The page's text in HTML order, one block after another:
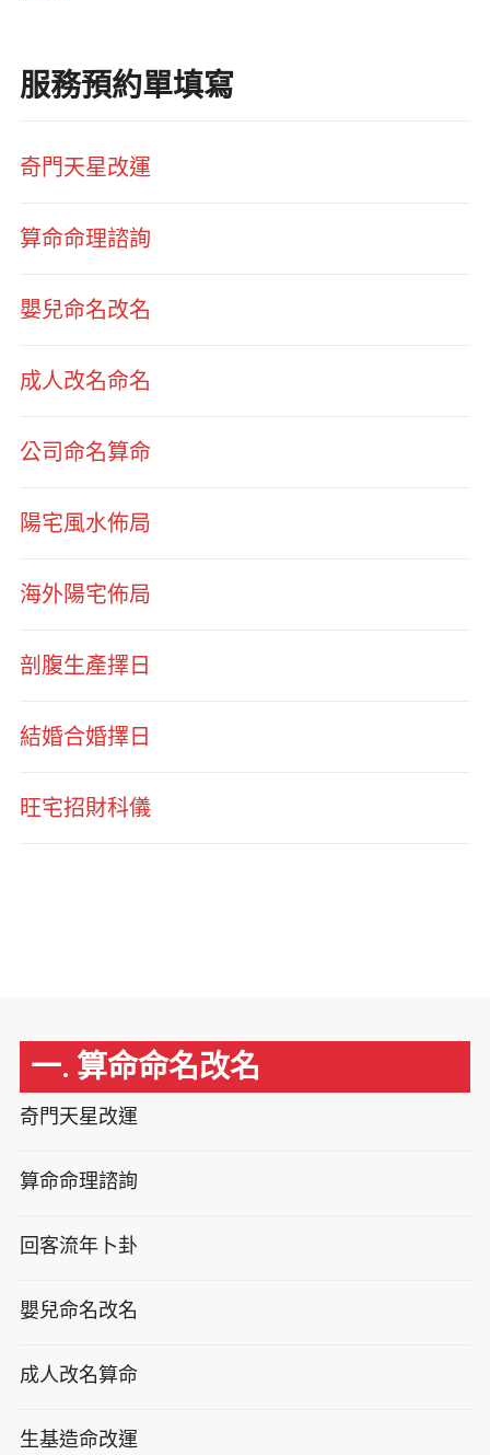
服務預約單填寫
奇門天星改運
算命命理諮詢
嬰兒命名改名
成人改名命名
公司命名算命
陽宅風水佈局
海外陽宅佈局
剖腹生產擇日
結婚合婚擇日
旺宅招財科儀
一. 算命命名改名
奇門天星改運
算命命理諮詢
回客流年卜卦
嬰兒命名改名
成人改名算命
生基造命改運